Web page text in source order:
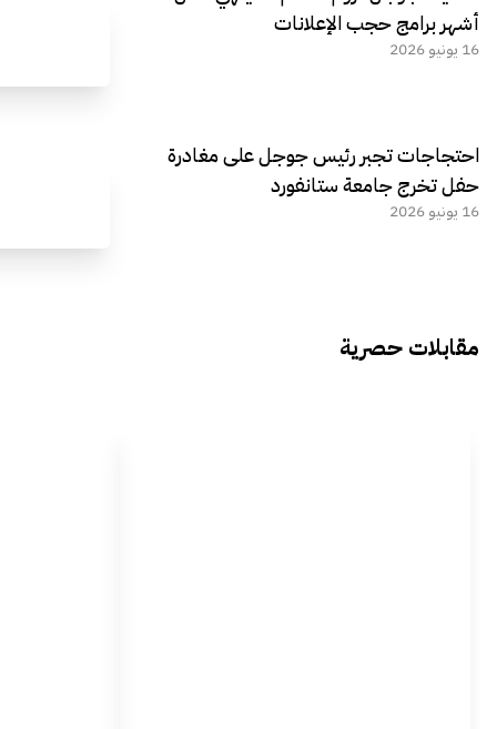
أشهر برامج حجب الإعلانات
16 يونيو 2026
احتجاجات تجبر رئيس جوجل على مغادرة
حفل تخرج جامعة ستانفورد
16 يونيو 2026
مقابلات حصرية